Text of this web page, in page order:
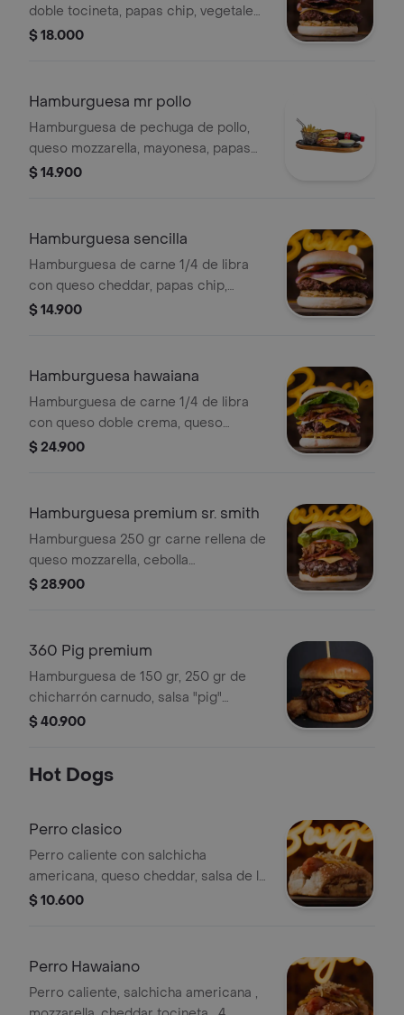
doble tocineta, papas chip, vegetales,
salsa.
$ 18.000
Hamburguesa mr pollo
Hamburguesa de pechuga de pollo,
queso mozzarella, mayonesa, papas
chip, lechuga y tomate en pan
$ 14.900
Hamburguesa sencilla
Hamburguesa de carne 1/4 de libra
con queso cheddar, papas chip,
vegetales y salsa. Incluye cebolla
$ 14.900
Hamburguesa hawaiana
Hamburguesa de carne 1/4 de libra
con queso doble crema, queso
cheddar, tocineta, piña en trozos,
$ 24.900
Hamburguesa premium sr. smith
Hamburguesa 250 gr carne rellena de
queso mozzarella, cebolla
caramelizada, cebolla frita crispy,
$ 28.900
360 Pig premium
Hamburguesa de 150 gr, 250 gr de
chicharrón carnudo, salsa "pig"
(mayopaprika levemente picante)
$ 40.900
Hot Dogs
Perro clasico
Perro caliente con salchicha
americana, queso cheddar, salsa de la
casa, salsa bbq, cebolla picada, papa
$ 10.600
Perro Hawaiano
Perro caliente, salchicha americana ,